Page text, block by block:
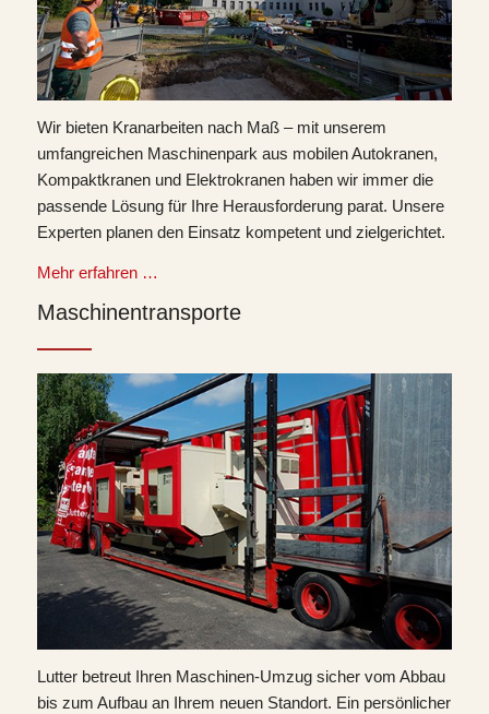
Wir bieten Kranarbeiten nach Maß – mit unserem
umfangreichen Maschinenpark aus mobilen Autokranen,
Kompaktkranen und Elektrokranen haben wir immer die
passende Lösung für Ihre Herausforderung parat. Unsere
Experten planen den Einsatz kompetent und zielgerichtet.
Mehr erfahren …
Maschinentransporte
Lutter betreut Ihren Maschinen-Umzug sicher vom Abbau
bis zum Aufbau an Ihrem neuen Standort. Ein persönlicher